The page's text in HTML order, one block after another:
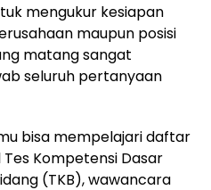
mengukur kesiapan
maupun posisi
matang sangat
seluruh pertanyaan
bisa mempelajari daftar
Kompetensi Dasar
(TKB), wawancara